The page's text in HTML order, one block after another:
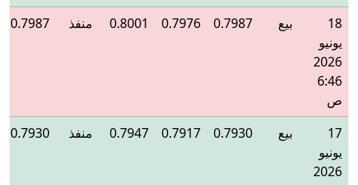
18
يونيو
2026
6:46
ص
بيع 0.7987
0.7976
0.8001 منفذ 0.7987
17
يونيو
2026
بيع 0.7930
0.7917
0.7947 منفذ 0.7930